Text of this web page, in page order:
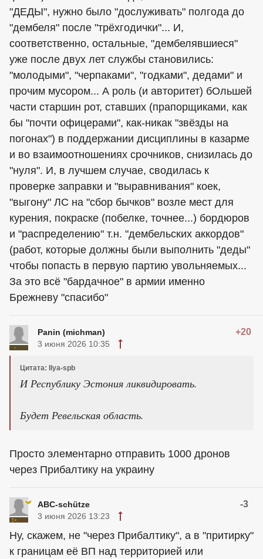
"ДЕДЫ", нужно было "дослуживать" полгода до
"дембеля" после "трёхгодички"... И,
соответственно, остальные, "дембелявшиеся"
уже после двух лет службы становились:
"молодыми", "черпаками", "годками", дедами" и
прочим мусором... А роль (и авторитет) бОльшей
части старшин рот, ставших (прапорщиками, как
бы "почти офицерами", как-никак "звёзды на
погонах") в поддержании дисциплины в казарме
и во взаимоотношениях срочников, снизилась до
"нуля". И, в лучшем случае, сводилась к
проверке заправки и "выравнивания" коек,
"выгону" ЛС на "сбор бычков" возле мест для
курения, покраске (побелке, точнее...) бордюров
и "распределению" т.н. "дембельских аккордов"
(работ, которые должны были выполнить "деды"
чтобы попасть в первую партию увольняемых...
За это всё "бардачное" в армии именно
Брежневу "спасибо"
Panin (michman) +20
3 июня 2026 10:35
Цитата: Ilya-spb
И Республику Эстония ликвидировать.
Будет Ревельская область.
Просто элементарно отправить 1000 дронов
через Прибалтику на украину
ABC-schütze -3
3 июня 2026 13:23
Ну, скажем, не "через Прибалтику", а в "притирку"
к границам её ВП над территорией или